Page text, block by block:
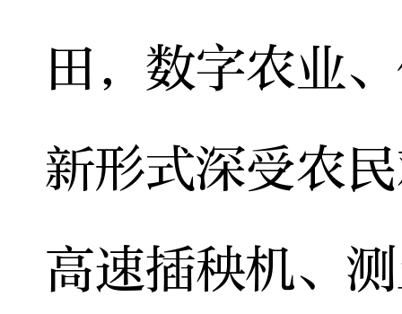
田，数字农业
新形式深受农
高速插秧机、